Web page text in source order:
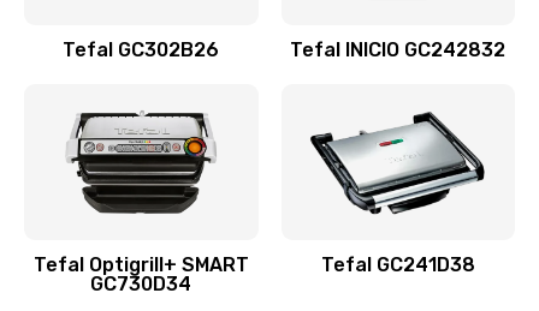
Tefal GC302B26 Tefal INICIO GC242832
Tefal Optigrill+ SMART
GC730D34
Tefal GC241D38